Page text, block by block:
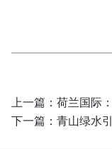
上一篇： 荷兰国际
下一篇： 青山绿水